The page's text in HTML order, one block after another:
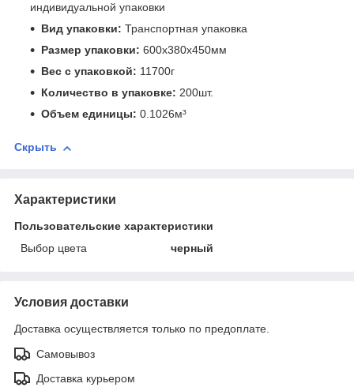
индивидуальной упаковки
Вид упаковки: Транспортная упаковка
Размер упаковки: 600x380x450мм
Вес с упаковкой: 11700г
Количество в упаковке: 200шт.
Объем единицы: 0.1026м³
Скрыть
Характеристики
Пользовательские характеристики
Выбор цвета
черный
Условия доставки
Доставка осуществляется только по предоплате.
Самовывоз
Доставка курьером